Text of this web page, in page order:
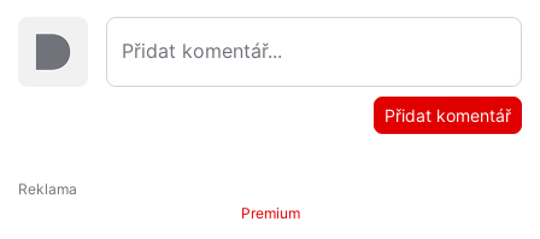
Přidat komentář
Premium